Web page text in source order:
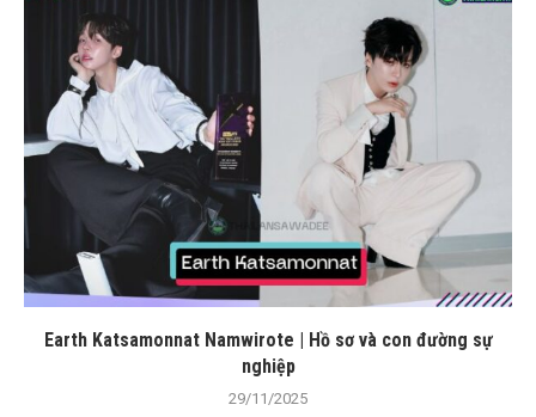
Earth Katsamonnat Namwirote | Hồ sơ và con đường sự
nghiệp
29/11/2025